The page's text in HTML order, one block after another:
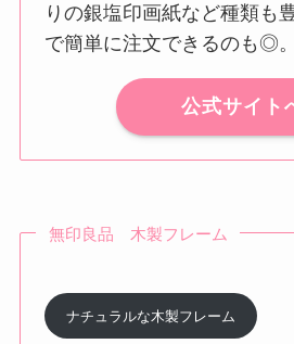
りの銀塩印画紙など種類も
で簡単に注文できるのも◎。
公式サイト
無印良品 木製フレーム
ナチュラルな木製フレーム